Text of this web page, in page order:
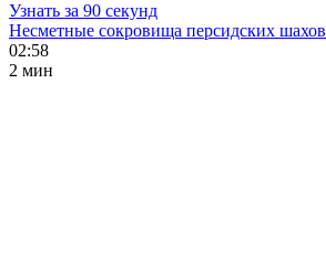
Узнать за 90 секунд
Несметные сокровища персидских шахов
02:58
2 мин